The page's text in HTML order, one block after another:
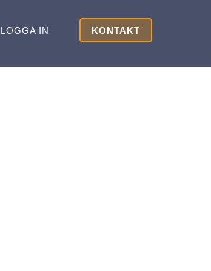
LOGGA IN KONTAKT